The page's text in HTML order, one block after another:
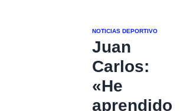
NOTICIAS DEPORTIVO
Juan
Carlos:
«He
aprendido